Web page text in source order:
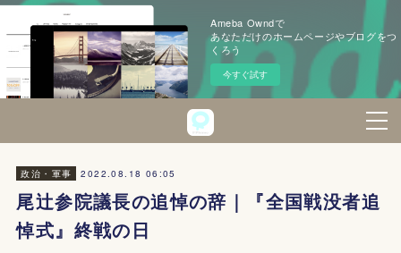
Ameba Owndで
あなただけのホームページやブログをつ
くろう
今すぐ試す
政治・軍事 2022.08.18 06:05
尾辻参院議長の追悼の辞｜『全国戦没者追
悼式』終戦の日